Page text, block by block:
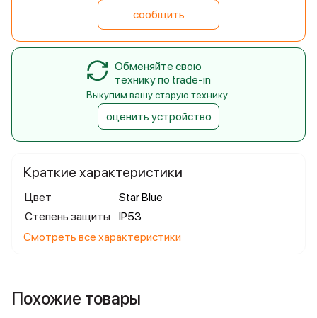
Краткие характеристики
Цвет
Star Blue
Степень защиты
IP53
Смотреть все характеристики
сообщить
Обменяйте свою
технику по trade-in
Выкупим вашу старую технику
оценить устройство
Похожие товары